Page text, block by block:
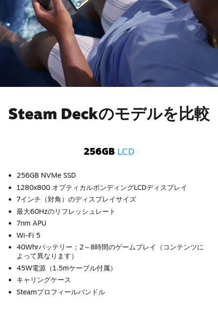
Steam Deckのモデルを比較
256GB LCD
256GB NVMe SSD
1280x800 オプティカルボンディングLCDディスプレイ
7インチ（対角）のディスプレイサイズ
最大60Hzのリフレッシュレート
7nm APU
Wi-Fi 5
40Whrバッテリー；2～8時間のゲームプレイ（コンテンツに
よって異なります）
45W電源（1.5mケーブル付属）
キャリングケース
Steamプロフィールバンドル